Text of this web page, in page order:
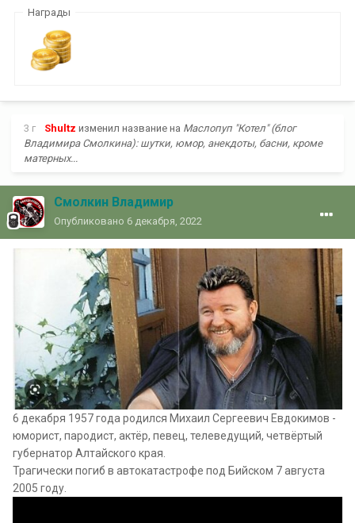
Награды
3 г Shultz изменил название на Маслопуп "Котел" (блог
Владимира Смолкина): шутки, юмор, анекдоты, басни, кроме
матерных...
Смолкин Владимир
Опубликовано 6 декабря, 2022
6 декабря 1957 года родился Михаил Сергеевич Евдокимов -
юморист, пародист, актёр, певец, телеведущий, четвёртый
губернатор Алтайского края.
Трагически погиб в автокатастрофе под Бийском 7 августа
2005 году.